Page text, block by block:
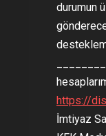
durumun
https://
İmtiyaz